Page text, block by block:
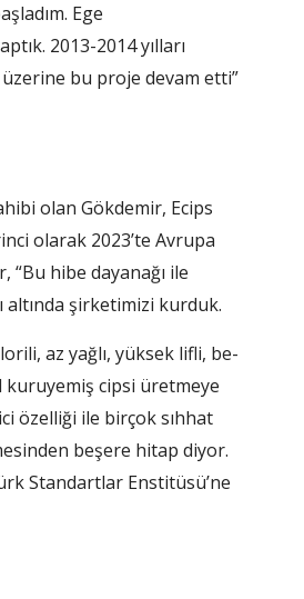
Ege
2013-2014 yılları
üzerine bu proje devam etti”
olan Gökdemir, Ecips
olarak 2023’te Avrupa
“Bu hibe dayanağı ile
altında şirke­timizi kurduk.
az yağlı, yüksek lifli, be­
kuruyemiş cipsi üretmeye
özel­liği ile birçok sıhhat
beşere hitap diyor.
Standartlar Enstitüsü’ne